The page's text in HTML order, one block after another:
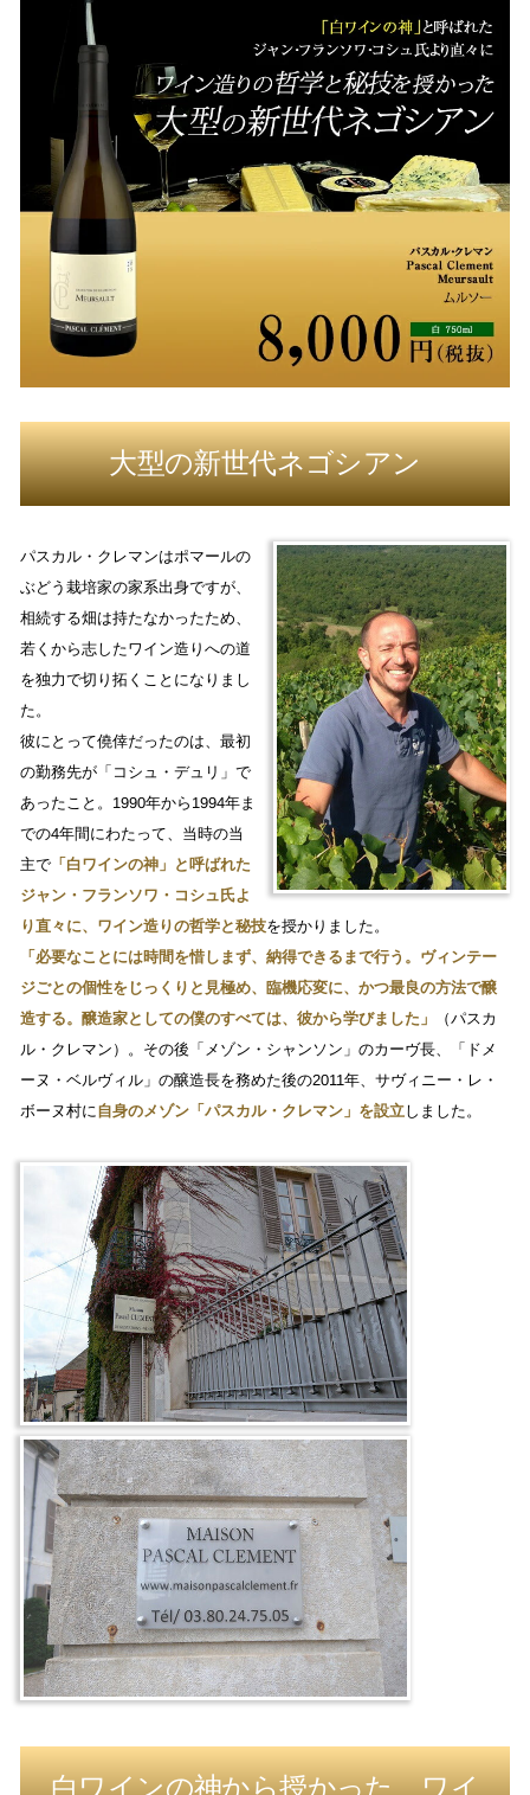
大型の新世代ネゴシアン
パスカル・クレマンはポマールの
ぶどう栽培家の家系出身ですが、
相続する畑は持たなかったため、
若くから志したワイン造りへの道
を独力で切り拓くことになりまし
た。
彼にとって僥倖だったのは、最初
の勤務先が「コシュ・デュリ」で
あったこと。1990年から1994年ま
での4年間にわたって、当時の当
主で 「白ワインの神」と呼ばれた
ジャン・フランソワ・コシュ氏よ
り直々に、ワイン造りの哲学と秘技を授かりました。
「必要なことには時間を惜しまず、納得できるまで行う。ヴィンテー
ジごとの個性をじっくりと見極め、臨機応変に、かつ最良の方法で醸
造する。醸造家としての僕のすべては、彼から学びました」
（パスカ
ル・クレマン）。その後「メゾン・シャンソン」のカーヴ長、「ドメ
ーヌ・ベルヴィル」の醸造長を務めた後の2011年、サヴィニー・レ・
ボーヌ村に自身のメゾン「パスカル・クレマン」を設立しました。
白ワインの神から授かった、ワイ